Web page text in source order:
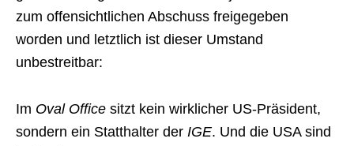
zum offensichtlichen Abschuss freigegeben
worden und letztlich ist dieser Umstand
unbestreitbar:
Im Oval Office sitzt kein wirklicher US-Präsident,
sondern ein Statthalter der IGE. Und die USA sind